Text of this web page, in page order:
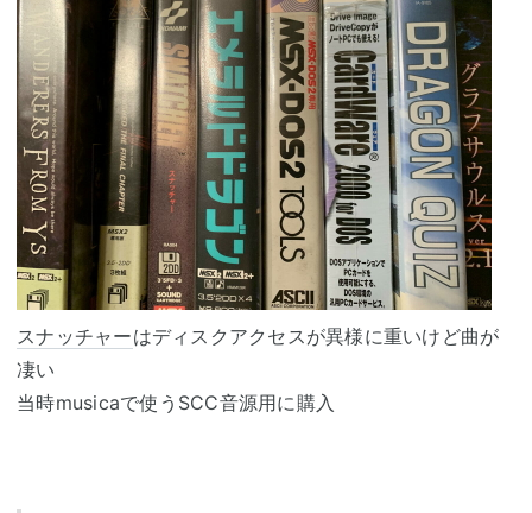
スナッチャーはディスクアクセスが異様に重いけど曲が
凄い
当時musicaで使うSCC音源用に購入